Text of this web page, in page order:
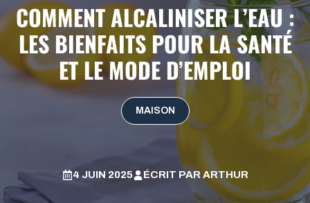
COMMENT ALCALINISER L’EAU :
LES BIENFAITS POUR LA SANTÉ
ET LE MODE D’EMPLOI
MAISON
4 JUIN 2025 ÉCRIT PARARTHUR